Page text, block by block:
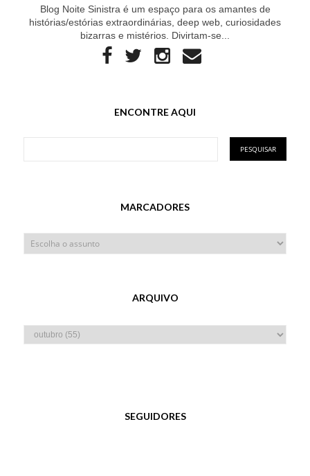
Blog Noite Sinistra é um espaço para os amantes de
histórias/estórias extraordinárias, deep web, curiosidades
bizarras e mistérios. Divirtam-se...
ENCONTRE AQUI
MARCADORES
ARQUIVO
SEGUIDORES